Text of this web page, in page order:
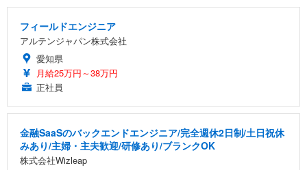
フィールドエンジニア
アルテンジャパン株式会社
愛知県
月給25万円～38万円
正社員
金融SaaSのバックエンドエンジニア/完全週休2日制/土日祝休
みあり/主婦・主夫歓迎/研修あり/ブランクOK
株式会社Wizleap